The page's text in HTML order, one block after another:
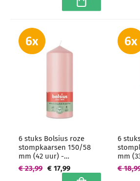
In winkelwagen
6 stuks Bolsius roze
stompkaarsen 150/58
mm (42 uur) -
grootverpakking
€ 17,99
€ 23,99
6
mm
€